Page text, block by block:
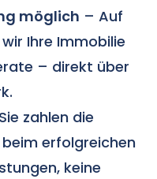
möglich – Auf
Ihre Immobilie
– direkt über
zahlen die
erfolgreichen
keine